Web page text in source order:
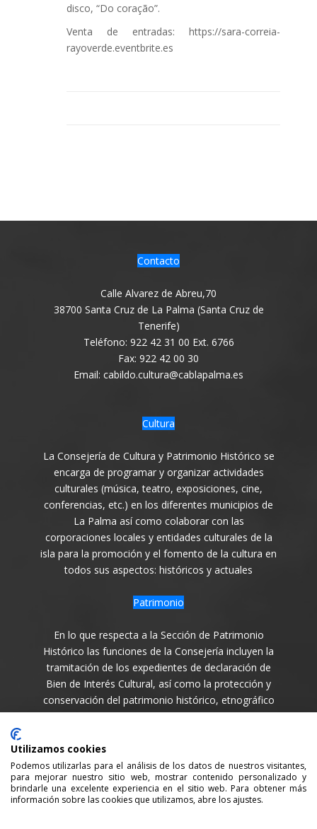
disco, “Do coração”.
Venta de entradas: https://sara-correia-
rayoverde.eventbrite.es
Contacto
Calle Alvarez de Abreu,70
38700 Santa Cruz de La Palma (Santa Cruz de
Tenerife)
Teléfono: 922 42 31 00 Ext. 6766
Fax: 922 42 00 30
Email: cabildo.cultura@cablapalma.es
Cultura
La Consejería de Cultura y Patrimonio Histórico se
encarga de programar y organizar actividades
culturales (música, teatro, exposiciones, cine,
conferencias, etc.) en los diferentes municipios de
La Palma así como colaborar con las
corporaciones locales y entidades culturales de la
isla para la promoción y el fomento de la cultura en
todos sus aspectos: históricos y actuales
Patrimonio
En lo que respecta a la Sección de Patrimonio
Histórico las funciones de la Consejería incluyen la
tramitación de los expedientes de declaración de
Bien de Interés Cultural, así como la protección y
conservación del patrimonio histórico, etnográfico
y arqueológico de la Isla en todas sus variantes.
Utilizamos cookies
Podemos utilizarlas para el análisis de los datos de nuestros visitantes,
para mejorar nuestro sitio web, mostrar contenido personalizado y
brindarle una excelente experiencia en el sitio web. Para obtener más
información sobre las cookies que utilizamos, abre los ajustes.